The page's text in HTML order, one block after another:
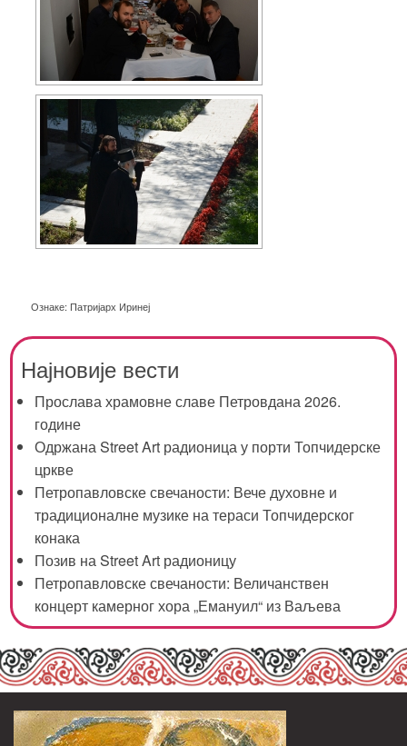
Ознаке: Патријарх Иринеј
Најновије вести
Прослава храмовне славе Петровдана 2026.
године
Одржана Street Art радионица у порти Топчидерске
цркве
Петропавловске свечаности: Вече духовне и
традиционалне музике на тераси Топчидерског
конака
Позив на Street Art радионицу
Петропавловске свечаности: Величанствен
концерт камерног хора „Емануил“ из Ваљева